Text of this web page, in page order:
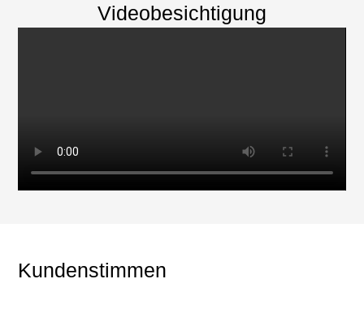
Videobesichtigung
Kundenstimmen